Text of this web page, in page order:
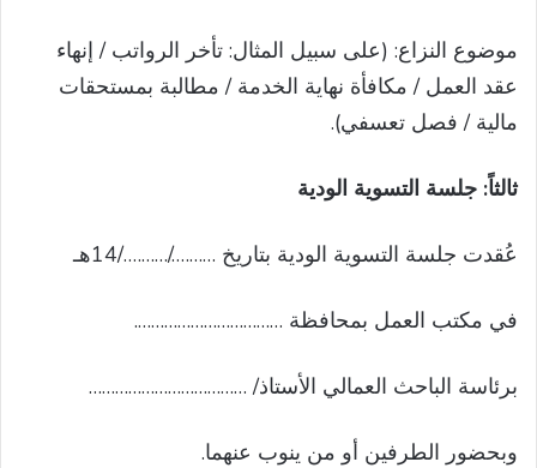
موضوع النزاع: (على سبيل المثال: تأخر الرواتب / إنهاء
عقد العمل / مكافأة نهاية الخدمة / مطالبة بمستحقات
مالية / فصل تعسفي).
ثالثاً: جلسة التسوية الودية
عُقدت جلسة التسوية الودية بتاريخ ………./………./14هـ
في مكتب العمل بمحافظة …………………………….
برئاسة الباحث العمالي الأستاذ/ ………………………………
وبحضور الطرفين أو من ينوب عنهما.